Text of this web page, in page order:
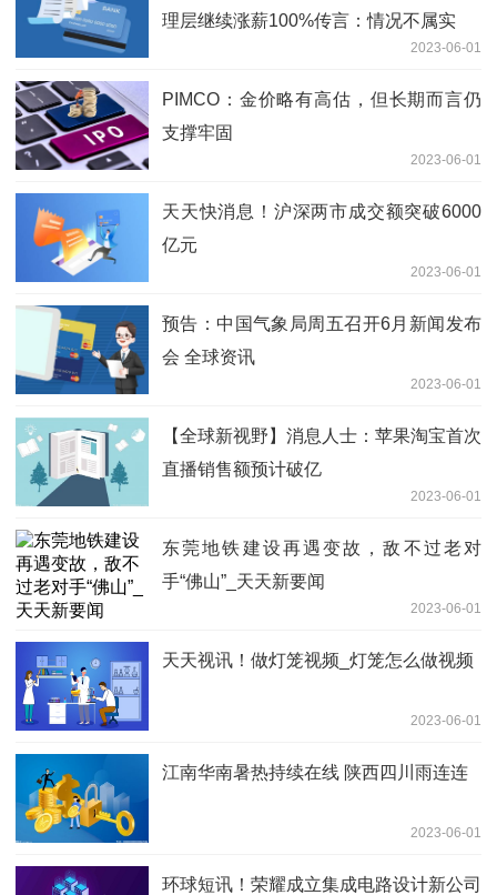
理层继续涨薪100%传言：情况不属实
2023-06-01
PIMCO：金价略有高估，但长期而言仍
支撑牢固
2023-06-01
天天快消息！沪深两市成交额突破6000
亿元
2023-06-01
预告：中国气象局周五召开6月新闻发布
会 全球资讯
2023-06-01
【全球新视野】消息人士：苹果淘宝首次
直播销售额预计破亿
2023-06-01
东莞地铁建设再遇变故，敌不过老对
手“佛山”_天天新要闻
2023-06-01
天天视讯！做灯笼视频_灯笼怎么做视频
2023-06-01
江南华南暑热持续在线 陕西四川雨连连
2023-06-01
环球短讯！荣耀成立集成电路设计新公司